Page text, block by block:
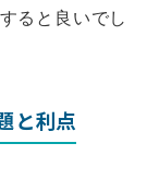
ると良いでし
と利点